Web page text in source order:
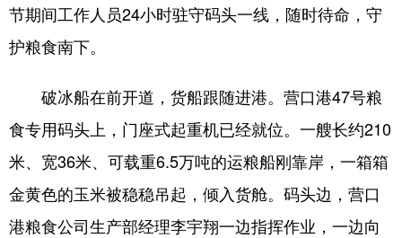
节期间工作人员24小时驻守码头一线，随时待命，守
护粮食南下。
破冰船在前开道，货船跟随进港。营口港47号粮
食专用码头上，门座式起重机已经就位。一艘长约210
米、宽36米、可载重6.5万吨的运粮船刚靠岸，一箱箱
金黄色的玉米被稳稳吊起，倾入货舱。码头边，营口
港粮食公司生产部经理李宇翔一边指挥作业，一边向